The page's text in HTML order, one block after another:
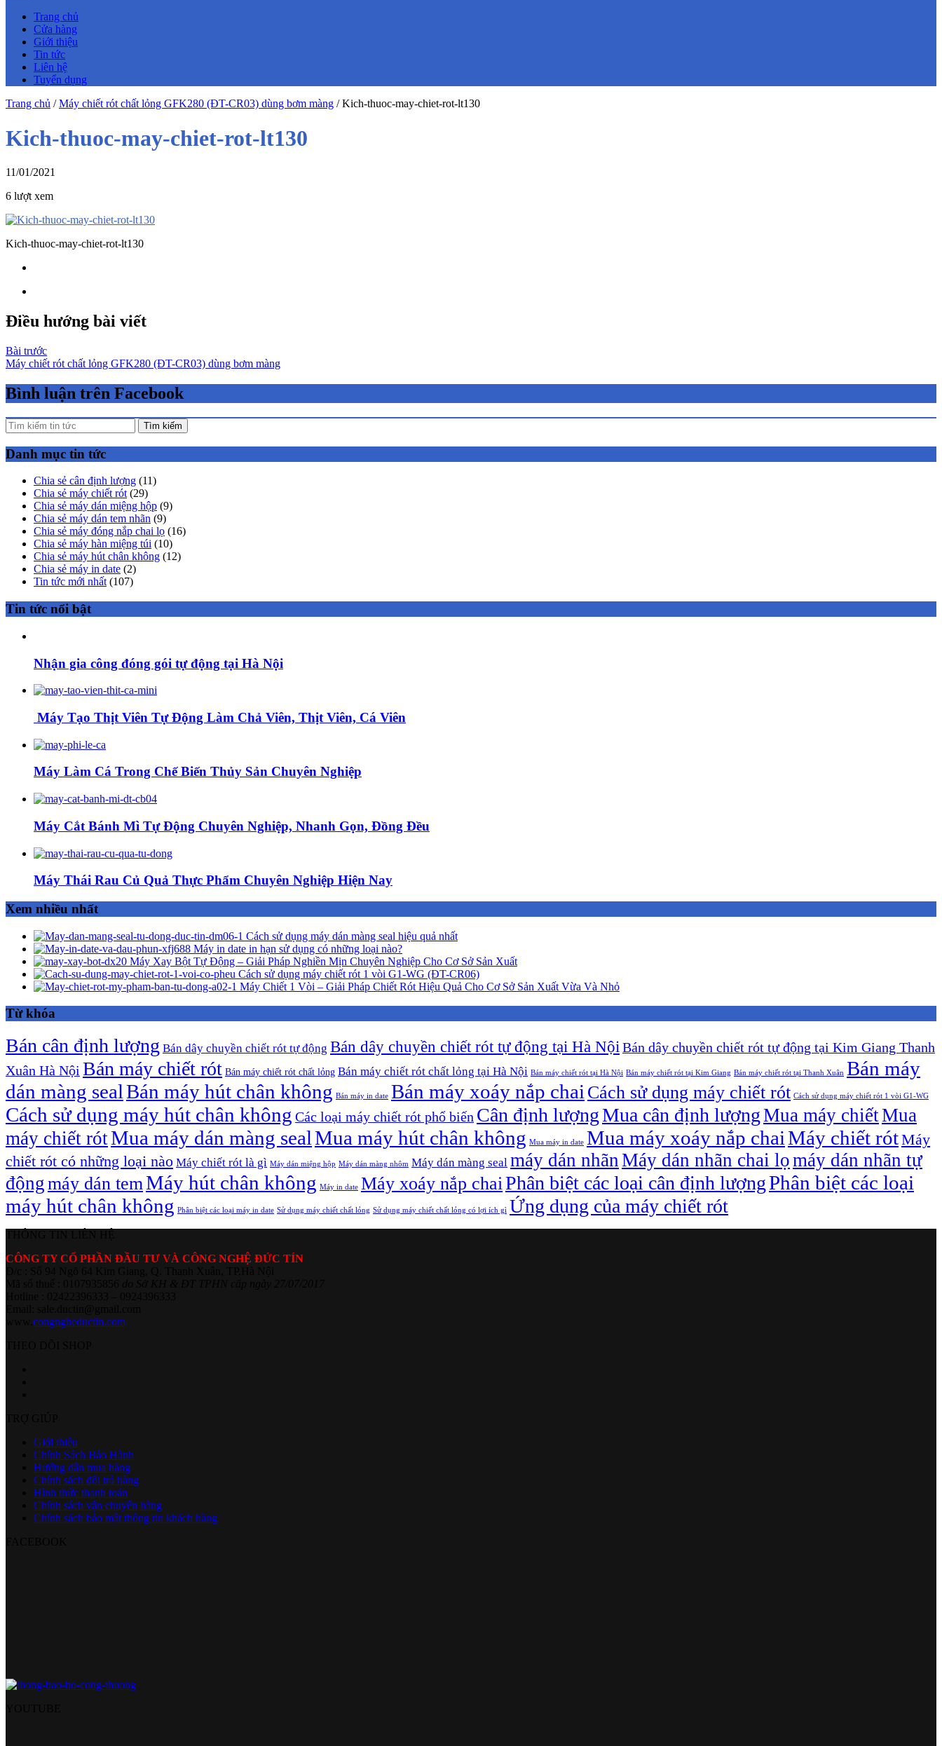
Trang chủ
Cửa hàng
Giới thiệu
Tin tức
Liên hệ
Tuyển dụng
Trang chủ /Máy chiết rót chất lỏng GFK280 (ĐT-CR03) dùng bơm màng /Kich-thuoc-may-chiet-rot-lt130
Kich-thuoc-may-chiet-rot-lt130
11/01/2021
6 lượt xem
Kich-thuoc-may-chiet-rot-lt130
Điều hướng bài viết
Bài trước
Máy chiết rót chất lỏng GFK280 (ĐT-CR03) dùng bơm màng
Bình luận trên Facebook
Tìm kiếm
Danh mục tin tức
Chia sẻ cân định lượng (11)
Chia sẻ máy chiết rót (29)
Chia sẻ máy dán miệng hộp (9)
Chia sẻ máy dán tem nhãn (9)
Chia sẻ máy đóng nắp chai lọ (16)
Chia sẻ máy hàn miệng túi (10)
Chia sẻ máy hút chân không (12)
Chia sẻ máy in date (2)
Tin tức mới nhất (107)
Tin tức nổi bật
Nhận gia công đóng gói tự động tại Hà Nội
Máy Tạo Thịt Viên Tự Động Làm Chả Viên, Thịt Viên, Cá Viên
Máy Làm Cá Trong Chế Biến Thủy Sản Chuyên Nghiệp
Máy Cắt Bánh Mì Tự Động Chuyên Nghiệp, Nhanh Gọn, Đồng Đều
Máy Thái Rau Củ Quả Thực Phẩm Chuyên Nghiệp Hiện Nay
Xem nhiều nhất
Cách sử dụng máy dán màng seal hiệu quả nhất
Máy in date in hạn sử dụng có những loại nào?
Máy Xay Bột Tự Động – Giải Pháp Nghiền Mịn Chuyên Nghiệp Cho Cơ Sở Sản Xuất
Cách sử dụng máy chiết rót 1 vòi G1-WG (ĐT-CR06)
Máy Chiết 1 Vòi – Giải Pháp Chiết Rót Hiệu Quả Cho Cơ Sở Sản Xuất Vừa Và Nhỏ
Từ khóa
Bán cân định lượng Bán dây chuyền chiết rót tự động Bán dây chuyền chiết rót tự động tại Hà Nội Bán dây chuyền chiết rót tự động tại Kim Giang Thanh
Xuân Hà Nội Bán máy chiết rót Bán máy chiết rót chất lỏng Bán máy chiết rót chất lỏng tại Hà Nội Bán máy chiết rót tại Hà Nội Bán máy chiết rót tại Kim Giang Bán máy chiết rót tại Thanh Xuân Bán máy
dán màng sealBán máy hút chân không Bán máy in date Bán máy xoáy nắp chai Cách sử dụng máy chiết rót Cách sử dụng máy chiết rót 1 vòi G1-WG
Cách sử dụng máy hút chân không Các loại máy chiết rót phổ biến Cân định lượngMua cân định lượngMua máy chiếtMua
máy chiết rótMua máy dán màng sealMua máy hút chân không Mua máy in date Mua máy xoáy nắp chaiMáy chiết rótMáy
chiết rót có những loại nào Máy chiết rót là gì Máy dán miệng hộp Máy dán màng nhôm Máy dán màng seal máy dán nhãnMáy dán nhãn chai lọmáy dán nhãn tự
độngmáy dán temMáy hút chân không Máy in date Máy xoáy nắp chaiPhân biệt các loại cân định lượngPhân biệt các loại
máy hút chân không Phân biệt các loại máy in date Sử dụng máy chiết chất lỏng Sử dụng máy chiết chất lỏng có lợi ích gì Ứng dụng của máy chiết rót
CÔNG TY CỔ PHẦN ĐẦU TƯ VÀ CÔNG NGHỆ ĐỨC TÍN
congngheductin.com
Giới thiệu
Chính Sách Bảo Hành
Hướng dẫn mua hàng
Chính sách đổi trả hàng
Hình thức thanh toán
Chính sách vận chuyển hàng
Chính sách bảo mật thông tin khách hàng